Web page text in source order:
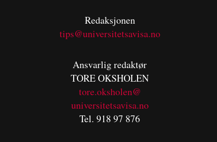
Redaksjonen
tips@universitetsavisa.no
Ansvarlig redaktør
TORE OKSHOLEN
tore.oksholen@
universitetsavisa.no
Tel. 918 97 876